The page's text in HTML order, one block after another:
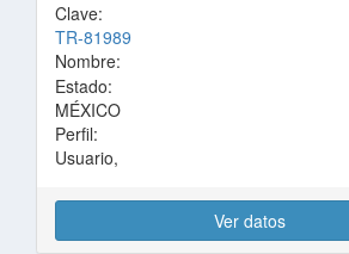
Clave:
TR-81989
Nombre:
Estado:
MÉXICO
Perfil:
Usuario,
Ver datos